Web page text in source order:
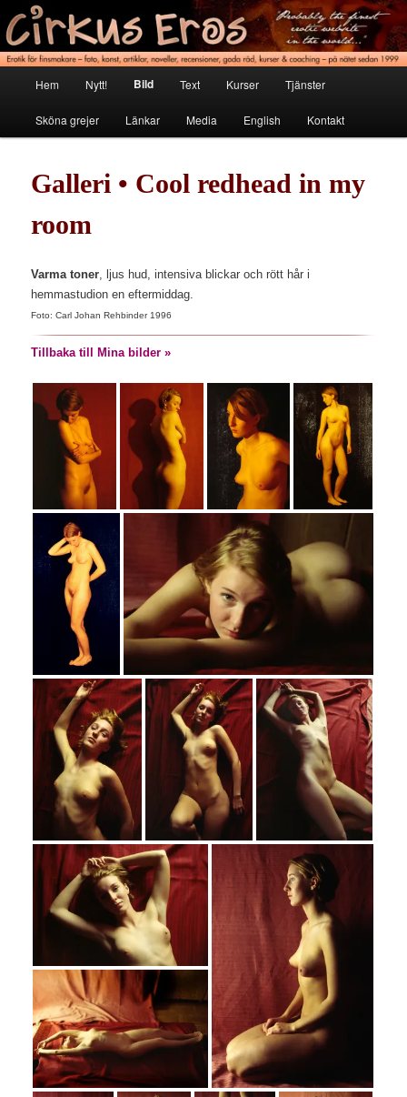
Hoppa
till
primärt
innehållCirkus Eros
Erotik för finsmakare
Hem Nytt! Bild Text Kurser Tjänster
Sköna grejer Länkar Media English Kontakt
Galleri • Cool redhead in my
room
Varma toner , ljus hud, intensiva blickar och rött hår i
hemmastudion en eftermiddag.
Foto: Carl Johan Rehbinder 1996
Tillbaka till Mina bilder »